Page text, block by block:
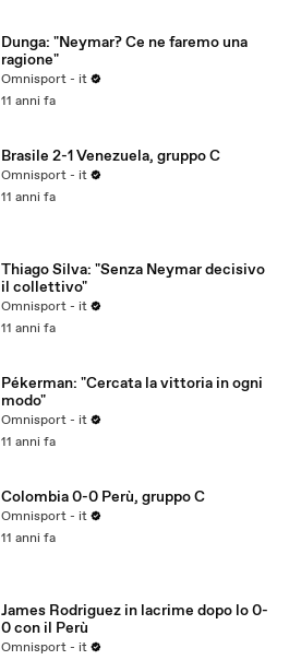
Dunga: "Neymar? Ce ne faremo una
ragione"
Omnisport - it
11 anni fa
Brasile 2-1 Venezuela, gruppo C
Omnisport - it
11 anni fa
Thiago Silva: "Senza Neymar decisivo
il collettivo"
Omnisport - it
11 anni fa
Pékerman: "Cercata la vittoria in ogni
modo"
Omnisport - it
11 anni fa
Colombia 0-0 Perù, gruppo C
Omnisport - it
11 anni fa
James Rodriguez in lacrime dopo lo 0-
0 con il Perù
Omnisport - it